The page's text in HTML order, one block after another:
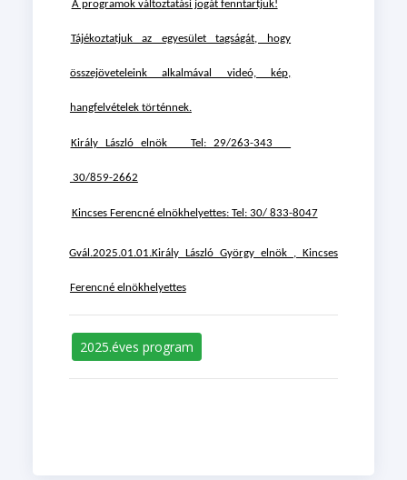
A programok változtatási jogát fenntartjuk!
Tájékoztatjuk az egyesület tagságát, hogy
összejöveteleink alkalmával videó, kép,
hangfelvételek történnek.
Király László elnök Tel: 29/263-343
30/859-2662
Kincses Ferencné elnökhelyettes: Tel: 30/ 833-8047
Gvál.2025.01.01.Király László György elnök , Kincses
Ferencné elnökhelyettes
2025.éves program